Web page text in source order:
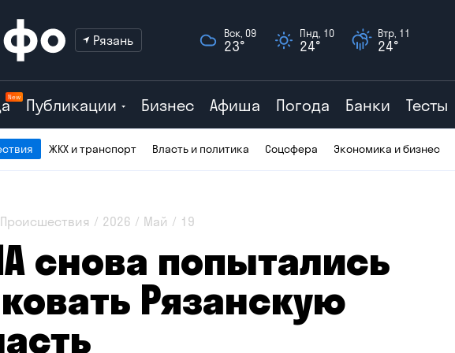
Рязань Вск, 09
23°
Пнд, 10
24°
Втр, 11
24°
New Публикации Бизнес Афиша Погода Банки Тесты
ЖКХ и транспорт Власть и политика Соцсфера Экономика и бизнес
Происшествия 2026 Май 19
снова попытались
Рязанскую